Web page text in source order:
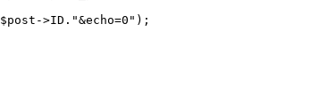
>ID."&echo=0");